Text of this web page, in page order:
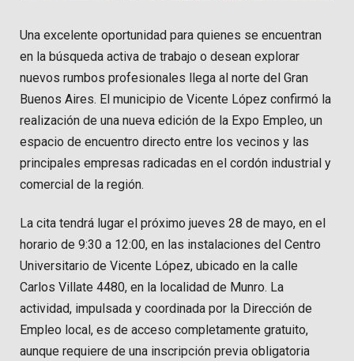
Una excelente oportunidad para quienes se encuentran
en la búsqueda activa de trabajo o desean explorar
nuevos rumbos profesionales llega al norte del Gran
Buenos Aires. El municipio de Vicente López confirmó la
realización de una nueva edición de la Expo Empleo, un
espacio de encuentro directo entre los vecinos y las
principales empresas radicadas en el cordón industrial y
comercial de la región.
La cita tendrá lugar el próximo jueves 28 de mayo, en el
horario de 9:30 a 12:00, en las instalaciones del Centro
Universitario de Vicente López, ubicado en la calle
Carlos Villate 4480, en la localidad de Munro. La
actividad, impulsada y coordinada por la Dirección de
Empleo local, es de acceso completamente gratuito,
aunque requiere de una inscripción previa obligatoria